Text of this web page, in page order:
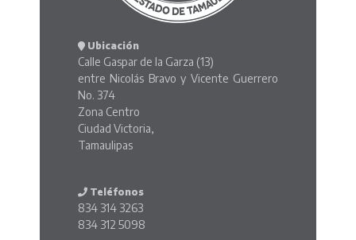
Ubicación
Calle Gaspar de la Garza (13)
entre Nicolás Bravo y Vicente Guerrero
No. 374
Zona Centro
Ciudad Victoria,
Tamaulipas
Teléfonos
834 314 3263
834 312 5098